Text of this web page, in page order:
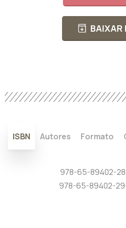
BAIXAR
ISBN Autores Formato
978-65-89402-
978-65-89402-